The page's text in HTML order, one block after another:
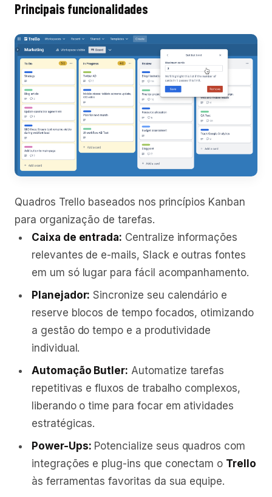
Principais funcionalidades
Quadros Trello baseados nos princípios Kanban
para organização de tarefas.
Caixa de entrada: Centralize informações
relevantes de e-mails, Slack e outras fontes
em um só lugar para fácil acompanhamento.
Planejador: Sincronize seu calendário e
reserve blocos de tempo focados, otimizando
a gestão do tempo e a produtividade
individual.
Automação Butler: Automatize tarefas
repetitivas e fluxos de trabalho complexos,
liberando o time para focar em atividades
estratégicas.
Power-Ups: Potencialize seus quadros com
integrações e plug-ins que conectam o Trello
às ferramentas favoritas da sua equipe.